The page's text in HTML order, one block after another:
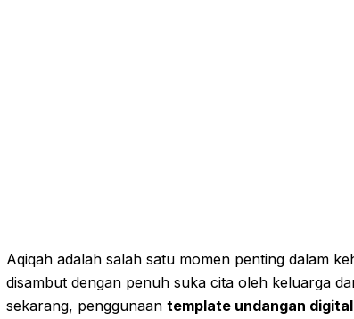
Aqiqah adalah salah satu momen penting dalam
disambut dengan penuh suka cita oleh keluarga
sekarang, penggunaan template undangan